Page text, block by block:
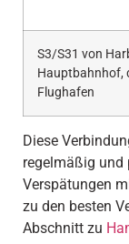
S3/S31 von
Hauptbahnhof,
Flughafen
Diese
regelmäßig und
Verspätungen
zu den besten
Abschnitt zu